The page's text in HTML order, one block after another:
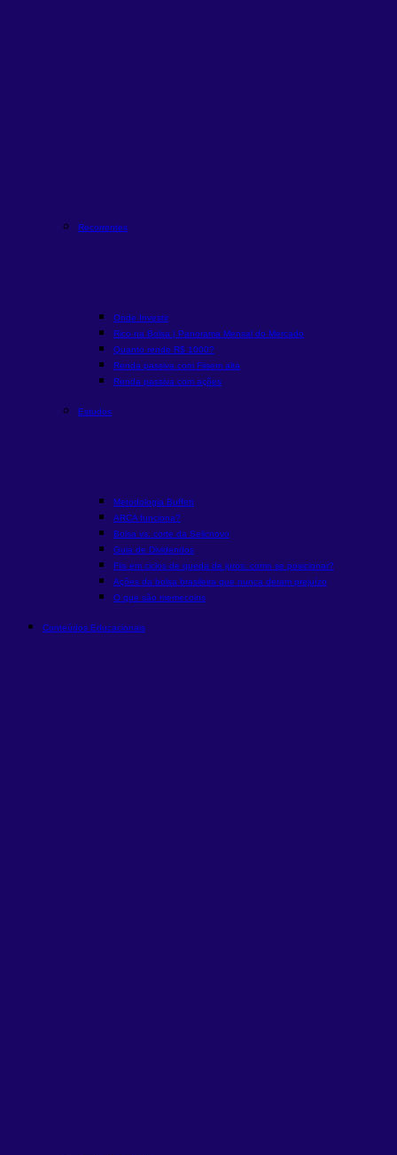
Recorrentes
Onde Investir
Rico na Bolsa | Panorama Mensal do Mercado
Quanto rende R$ 1000?
Renda passiva com Fiisem alta
Renda passiva com ações
Estudos
Metodologia Buffett
ARCA funciona?
Bolsa vs. corte da Selicnovo
Guia de Dividendos
Fiis em ciclos de queda de juros: como se posicionar?
Ações da bolsa brasileira que nunca deram prejuízo
O que são memecoins
Conteúdos Educacionais